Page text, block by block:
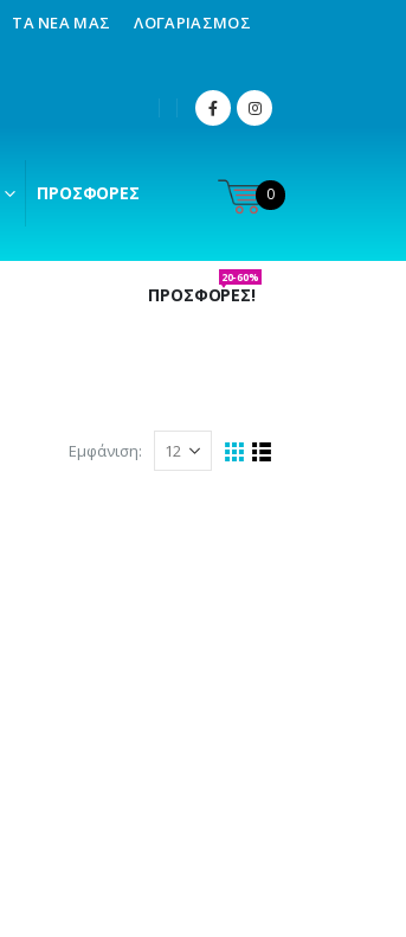
ΤΑ ΝΈΑ ΜΑΣ ΛΟΓΑΡΙΑΣΜΌΣ
ΠΡΟΣΦΟΡΈΣ 0
ΠΡΟΣΦΟΡΕΣ!
20-60%
Εμφάνιση: